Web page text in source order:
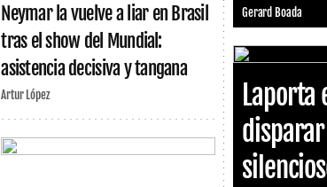
Neymar la vuelve a liar en Brasil
tras el show del Mundial:
asistencia decisiva y tangana
Artur López
Gerard Boada